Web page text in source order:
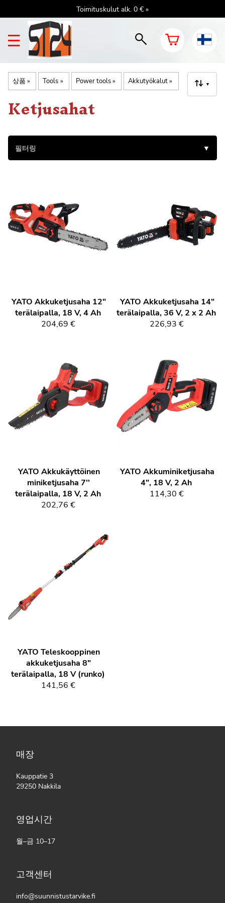
Toimituskulut alk. 0 € »
상품 ‪» Tools ‪» Power tools‪» Akkutyökalut‪» ▼
Ketjusahat
필터링 ▼
YATO Akkuketjusaha 12"
terälaipalla, 18 V, 4 Ah
204,69 €
YATO Akkuketjusaha 14"
terälaipalla, 36 V, 2 x 2 Ah
226,93 €
YATO Akkukäyttöinen
miniketjusaha 7''
terälaipalla, 18 V, 2 Ah
202,76 €
YATO Akkuminiketjusaha
4", 18 V, 2 Ah
114,30 €
YATO Teleskooppinen
akkuketjusaha 8"
terälaipalla, 18 V (runko)
141,56 €
매장
Kauppatie 3
29250 Nakkila
영업시간
월–금 10–17
고객센터
info@suunnistustarvike.fi